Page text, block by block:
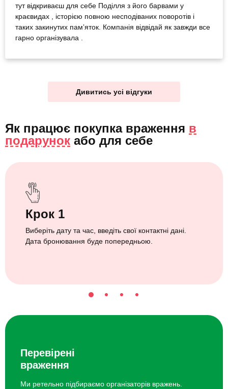
тут відкриваєш для себе Поділля з його барвами у
краєвидах , історією повною несподіваних поворотів і
таких закинутих памʼяток. Компанія відвідай як завжди все
гарно організувала .
Дивитись усі відгуки
Як працює покупка враження в
подарунок або для себе
Крок 1
Виберіть дату та час, введіть свої контактні дані.
Дата бронювання буде попередньою.
Перевірені
враження
Ми ретельно підбираємо організаторів вражень.